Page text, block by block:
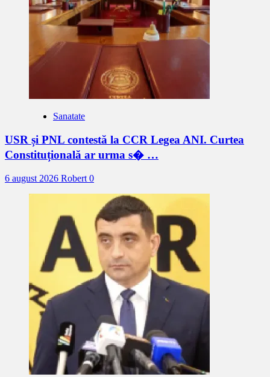
Sanatate
USR și PNL contestă la CCR Legea ANI. Curtea
Constituțională ar urma s� …
6 august 2026 Robert 0